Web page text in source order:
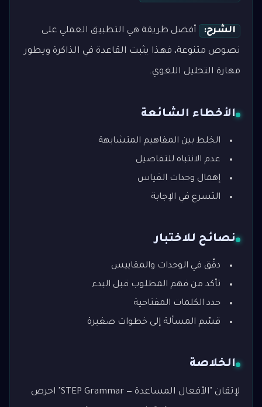
الشرح: أفضل طريقة هي التطبيق العملي على
نصوص متنوعة، فهذا يثبت القاعدة في الذاكرة ويطور
مهارة التحليل اللغوي.
الأخطاء الشائعة
الخلط بين المفاهيم المتشابهة
عدم الانتباه للتفاصيل
إهمال وحدات القياس
التسرع في الإجابة
نصائح للاختبار
دقّق في الوحدات والمقاييس
تأكد من فهم المطلوب قبل البدء
حدد الكلمات المفتاحية
قسّم المسألة إلى خطوات صغيرة
الخلاصة
لإتقان "الأفعال المساعدة — STEP Grammar" احرص